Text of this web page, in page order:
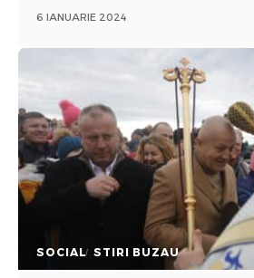
6 IANUARIE 2024
SOCIAL STIRI BUZAU